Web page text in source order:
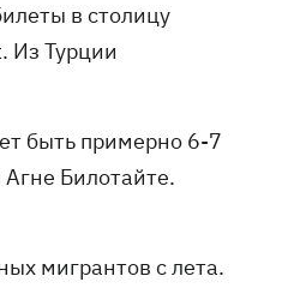
в столицу
Из Турции
быть примерно 6-7
Билотайте.
мигрантов с лета.